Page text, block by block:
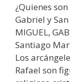
¿Quienes
Gabriel y San
MIGUEL,
Santiago
Los
Rafael son